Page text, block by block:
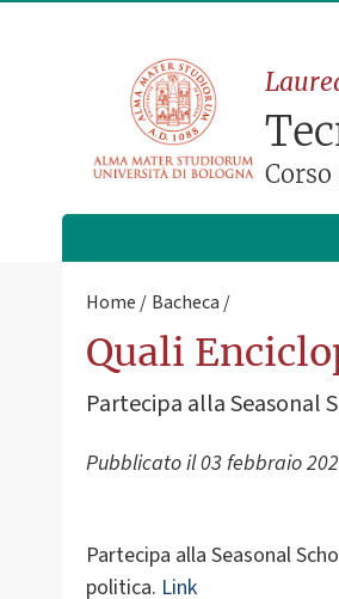
Home Bacheca
Quali
Partecipa alla Seasonal
Pubblicato il03 febbraio
Partecipa alla Seasonal
politica. Link